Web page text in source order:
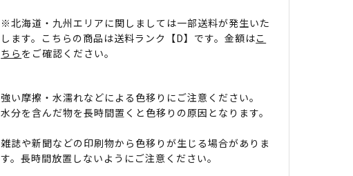
※北海道・九州エリアに関しましては一部送料が発生いた
します。こちらの商品は送料ランク【D】です。金額はこ
ちら をご確認ください。
強い摩擦・水濡れなどによる色移りにご注意ください。
水分を含んだ物を長時間置くと色移りの原因となります。
雑誌や新聞などの印刷物から色移りが生じる場合がありま
す。長時間放置しないようにご注意ください。